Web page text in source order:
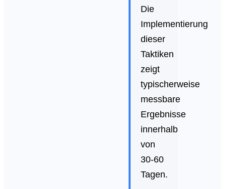
Die
Implementierung
dieser
Taktiken
zeigt
typischerweise
messbare
Ergebnisse
innerhalb
von
30-60
Tagen.